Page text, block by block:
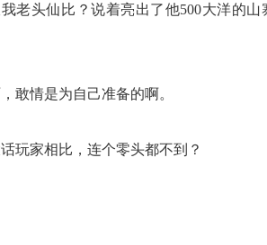
老头仙比？说着亮出了他500大洋的山
情是为自己准备的啊。
家相比，连个零头都不到？